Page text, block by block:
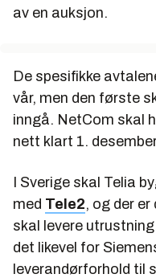
av en auksjon.
De spesifikke
vår, men den første
inngå. NetCom skal
nett klart 1.
I Sverige skal Telia
med Tele2, og der
skal levere
det likevel for
leverandørforhold til